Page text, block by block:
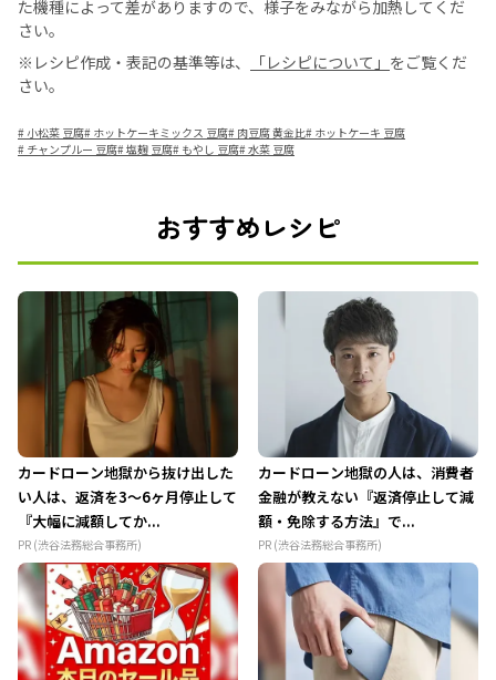
た機種によって差がありますので、様子をみながら加熱してくだ
さい。
※レシピ作成・表記の基準等は、
「レシピについて」 をご覧くだ
さい。
# 小松菜 豆腐# ホットケーキミックス 豆腐# 肉豆腐 黄金比# ホットケーキ 豆腐
# チャンプルー 豆腐#塩麹 豆腐# もやし 豆腐#水菜 豆腐
おすすめレシピ
カードローン地獄から抜け出した
い人は、返済を3～6ヶ月停止して
『大幅に減額してか...
PR (渋谷法務総合事務所)
カードローン地獄の人は、消費者
金融が教えない『返済停止して減
額・免除する方法』で...
PR (渋谷法務総合事務所)